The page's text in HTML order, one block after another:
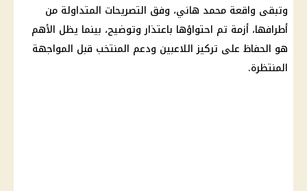
وتبقى واقعة محمد هاني، وفق التصريحات المتداولة من
أطرافها، أزمة تم احتواؤها باعتذار وتوضيح، بينما يظل الأهم
هو الحفاظ على تركيز اللاعبين ودعم المنتخب قبل المواجهة
المنتظرة.